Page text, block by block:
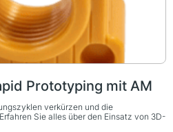
Prototyping mit AM
verkürzen und die
Sie alles über den Einsatz von 3D-